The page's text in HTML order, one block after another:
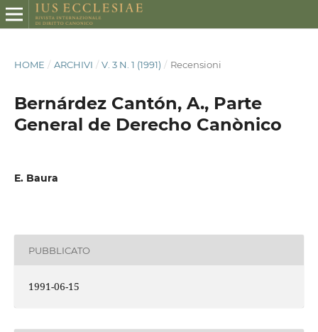
HOME / ARCHIVI / V. 3 N. 1 (1991) / Recensioni
Bernárdez Cantón, A., Parte
General de Derecho Canònico
E. Baura
PUBBLICATO
1991-06-15